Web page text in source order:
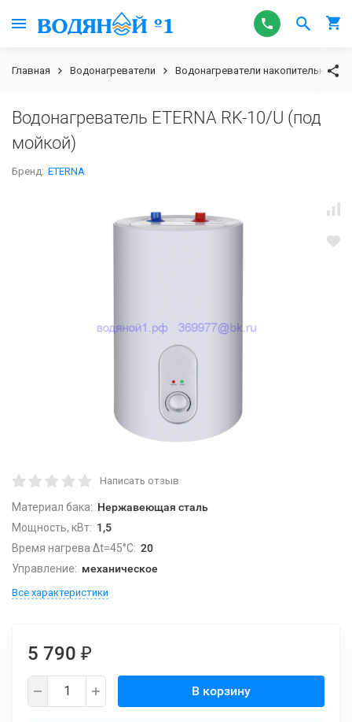
Главная Водонагреватели Водонагреватели накопительные
Водонагреватель ETERNA RK-10/U (под
мойкой)
Бренд: ETERNA
Написать отзыв
Материал бака: Нержавеющая сталь
Мощность, кВт: 1,5
Время нагрева Δt=45°C: 20
Управление: механическое
Все характеристики
5 790 ₽
В корзину